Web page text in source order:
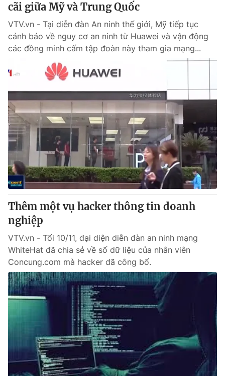
Emagazine Podcast
Photo Infographic
Video Shorts video
VTV Money VTV Thể thao
VTV Sức khoẻ Bất động sản
Thị trường 24h Tấm lòng Việt
VTV4 Vươn mình bằng AI
VTV9
Liên hệ tòa soạn English
THỜI BÁO VTV
Theo dõi báo trên
Cơ quan chủ quản:
Đài Truyền hình Việt Nam
Cơ quan báo chí:Thời báo VTV
cãi giữa Mỹ và Trung Quốc
VTV.vn - Tại diễn đàn An ninh thế giới, Mỹ tiếp tục
cảnh báo về nguy cơ an ninh từ Huawei và vận động
các đồng minh cấm tập đoàn này tham gia mạng...
Thêm một vụ hacker thông tin doanh
nghiệp
VTV.vn - Tối 10/11, đại diện diễn đàn an ninh mạng
WhiteHat đã chia sẻ về số dữ liệu của nhân viên
Concung.com mà hacker đã công bố.